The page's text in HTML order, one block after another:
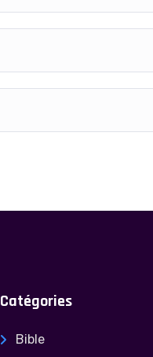
Catégories
Bible